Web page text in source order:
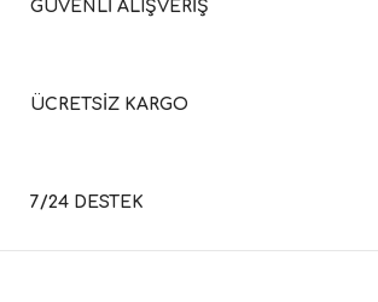
GÜVENLİ ALIŞVERİŞ
ÜCRETSİZ KARGO
7/24 DESTEK